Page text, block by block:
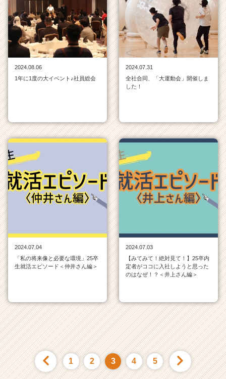
2024.08.06
1年に1度の大イベント♪社員総会
2024.07.31
全社合同、「大運動会」開催しま
した！
2024.07.04
「私の将来像と必要な環境」25卒
生就活エピソード＜仲井さん編＞
2024.07.03
【みてみて！絶対見て！】25卒内
定者がココに入社しようと思った
のはなぜ！？＜井上さん編＞
1 2 3 4 5